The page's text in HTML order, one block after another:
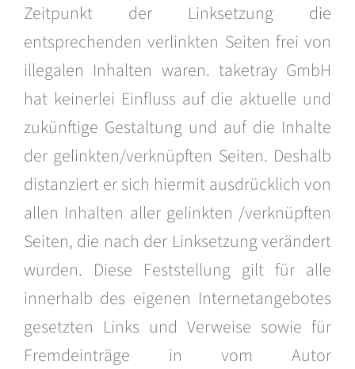
Zeitpunkt der Linksetzung die
entsprechenden verlinkten Seiten frei von
illegalen Inhalten waren. taketray GmbH
hat keinerlei Einfluss auf die aktuelle und
zukünftige Gestaltung und auf die Inhalte
der gelinkten/verknüpften Seiten. Deshalb
distanziert er sich hiermit ausdrücklich von
allen Inhalten aller gelinkten /verknüpften
Seiten, die nach der Linksetzung verändert
wurden. Diese Feststellung gilt für alle
innerhalb des eigenen Internetangebotes
gesetzten Links und Verweise sowie für
Fremdeinträge in vom Autor